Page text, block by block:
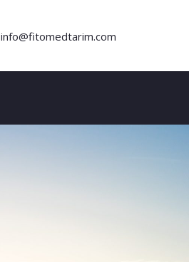
info@fitomedtarim.com